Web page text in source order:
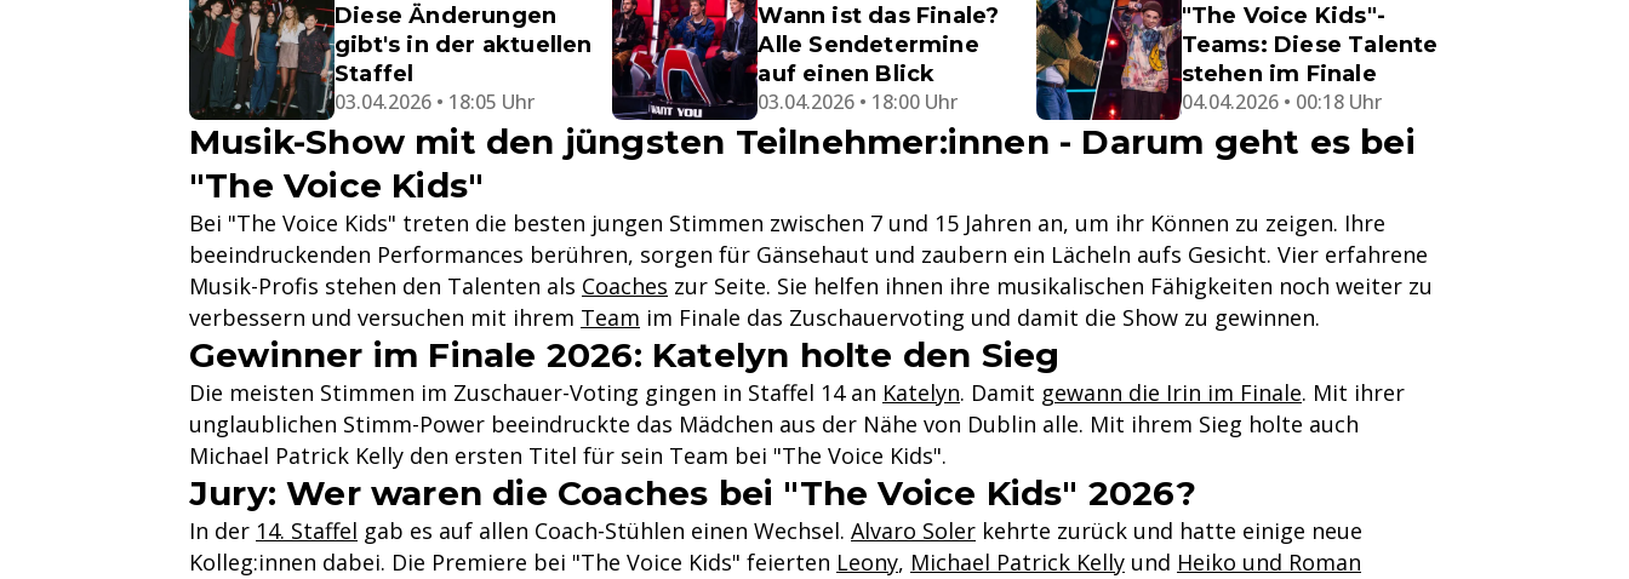
Diese Änderungen
gibt's in der aktuellen
Staffel
03.04.2026 • 18:05 Uhr
Wann ist das Finale?
Alle Sendetermine
auf einen Blick
03.04.2026 • 18:00 Uhr
"The Voice Kids"-
Teams: Diese Talente
stehen im Finale
04.04.2026 • 00:18 Uhr
Musik-Show mit den jüngsten Teilnehmer:innen - Darum geht es bei
"The Voice Kids"
Bei "The Voice Kids" treten die besten jungen Stimmen zwischen 7 und 15 Jahren an, um ihr Können zu zeigen. Ihre
beeindruckenden Performances berühren, sorgen für Gänsehaut und zaubern ein Lächeln aufs Gesicht. Vier erfahrene
Musik-Profis stehen den Talenten als Coaches zur Seite. Sie helfen ihnen ihre musikalischen Fähigkeiten noch weiter zu
verbessern und versuchen mit ihrem Team im Finale das Zuschauervoting und damit die Show zu gewinnen.
Gewinner im Finale 2026: Katelyn holte den Sieg
Die meisten Stimmen im Zuschauer-Voting gingen in Staffel 14 an Katelyn. Damit gewann die Irin im Finale. Mit ihrer
unglaublichen Stimm-Power beeindruckte das Mädchen aus der Nähe von Dublin alle. Mit ihrem Sieg holte auch
Michael Patrick Kelly den ersten Titel für sein Team bei "The Voice Kids".
Jury: Wer waren die Coaches bei "The Voice Kids" 2026?
In der 14. Staffel gab es auf allen Coach-Stühlen einen Wechsel. Alvaro Soler kehrte zurück und hatte einige neue
Kolleg:innen dabei. Die Premiere bei "The Voice Kids" feierten Leony, Michael Patrick Kelly und Heiko und Roman